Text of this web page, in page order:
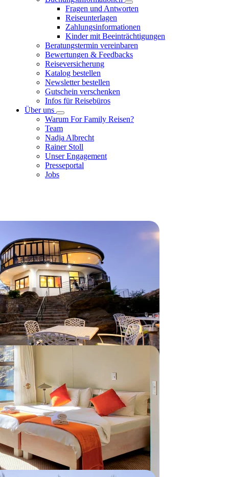
Fragen und Antworten
Reiseunterlagen
Zahlungsinformationen
Kinder mit Beeinträchtigungen
Beratungstermin vereinbaren
Bewertungen & Feedbacks
Reiseversicherung
Katalog bestellen
Newsletter bestellen
Gutschein verschenken
Infos für Reisebüros
Über uns
Warum For Family Reisen?
Team
Nadja Albrecht
Rainer Stoll
Unser Engagement
Presseportal
Jobs